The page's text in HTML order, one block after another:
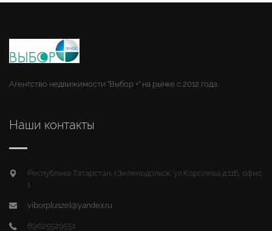
Агентство недвижимости "Выбор +" на рынке с 2012 года.
Наши контакты
Республика Татарстан, г.Зеленодольск, ул.Королева д.11Б, офис
1
viborpluszel@yandex.ru
89625529551